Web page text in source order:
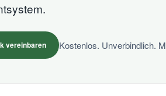
vereinbaren Kostenlos. Unverbindlich.